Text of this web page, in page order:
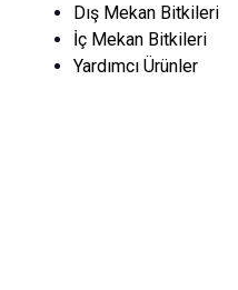
Dış Mekan Bitkileri
İç Mekan Bitkileri
Yardımcı Ürünler